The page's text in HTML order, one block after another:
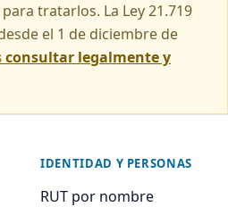
tratarlos. La Ley 21.719
el 1 de diciembre de
consultar legalmente y
IDENTIDAD Y PERSONAS
RUT por nombre